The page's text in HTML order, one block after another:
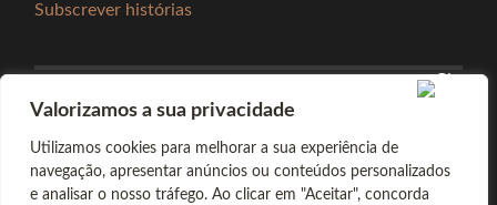
Valorizamos a sua privacidade
Utilizamos cookies para melhorar a sua experiência de
navegação, apresentar anúncios ou conteúdos personalizados
e analisar o nosso tráfego. Ao clicar em "Aceitar", concorda
Subscrever histórias